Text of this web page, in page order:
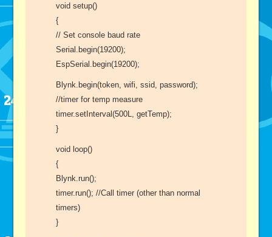
void setup()
{
// Set console baud rate
Serial.begin(19200);
EspSerial.begin(19200);
Blynk.begin(token, wifi, ssid, password);
//timer for temp measure
timer.setInterval(500L, getTemp);
}
void loop()
{
Blynk.run();
timer.run(); //Call timer (other than normal
timers)
}